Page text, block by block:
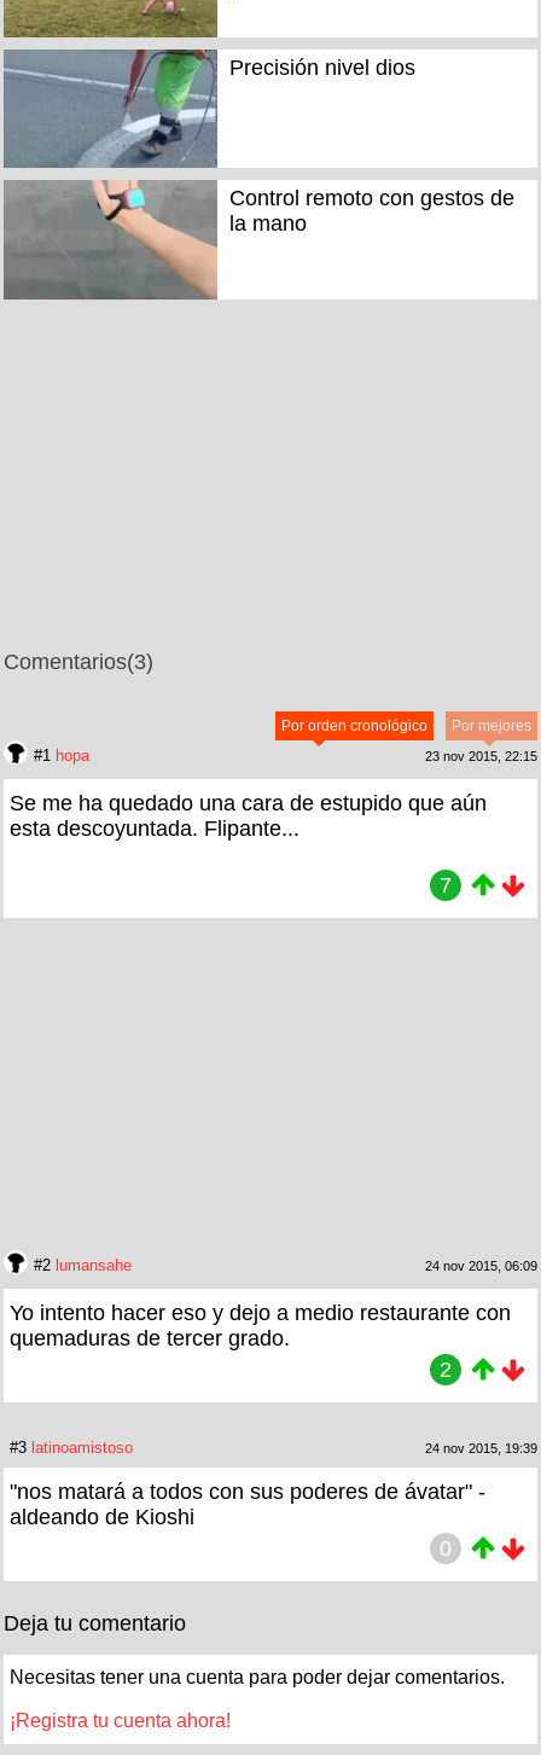
Precisión nivel dios
Control remoto con gestos de
la mano
Comentarios(3)
Por mejores
Por orden cronológico
#1 hopa 23 nov 2015, 22:15
Se me ha quedado una cara de estupido que aún
esta descoyuntada. Flipante...
7
#2 lumansahe 24 nov 2015, 06:09
Yo intento hacer eso y dejo a medio restaurante con
quemaduras de tercer grado.
2
#3 latinoamistoso 24 nov 2015, 19:39
"nos matará a todos con sus poderes de ávatar" -
aldeando de Kioshi
0
Deja tu comentario
Necesitas tener una cuenta para poder dejar comentarios.
¡Registra tu cuenta ahora!